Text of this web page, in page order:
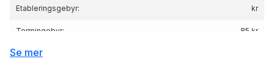
Etableringsgebyr: kr
Termingebyr: 85 kr
Se mer